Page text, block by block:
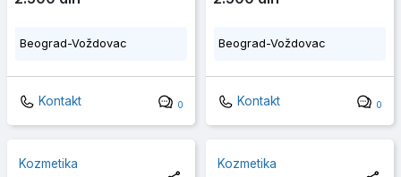
Beograd-Voždovac
Kontakt 0
Beograd-Voždovac
Kontakt 0
Kozmetika Kozmetika